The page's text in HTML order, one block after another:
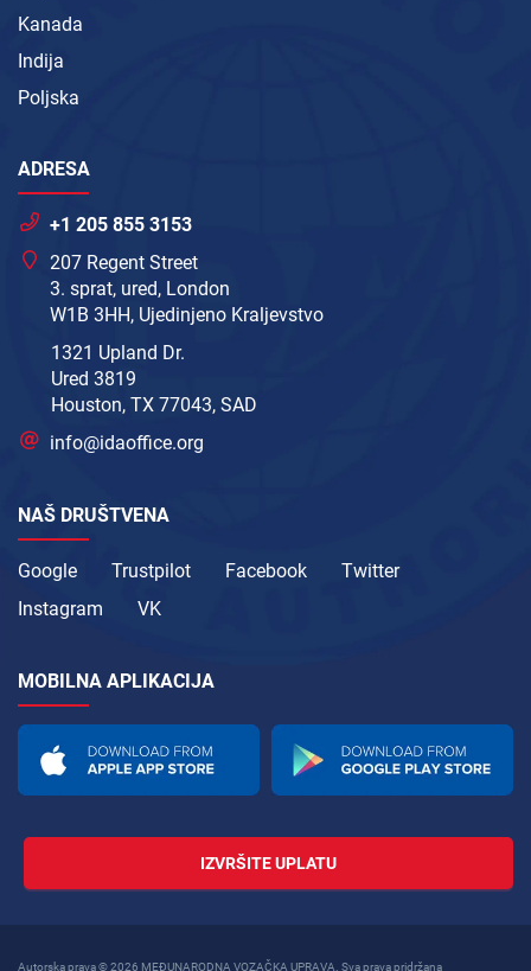
Kanada
Indija
Poljska
ADRESA
+1 205 855 3153
207 Regent Street
3. sprat, ured, London
W1B 3HH, Ujedinjeno Kraljevstvo
1321 Upland Dr.
Ured 3819
Houston, TX 77043, SAD
info@idaoffice.org
NAŠ DRUŠTVENA
Google Trustpilot Facebook
Twitter
Instagram
VK
MOBILNA APLIKACIJA
IZVRŠITE UPLATU
Autorska prava © 2026 MEĐUNARODNA VOZAČKA UPRAVA. Sva prava pridržana